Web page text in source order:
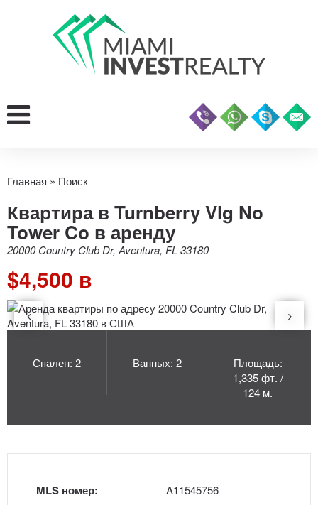
Главная » Поиск
Квартира в Turnberry Vlg No
Tower Co в аренду
20000 Country Club Dr, Aventura, FL 33180
$4,500 в
Спален: 2 Ванных: 2
Площадь:
1,335 фт. /
124 м.
MLS номер:
A11545756